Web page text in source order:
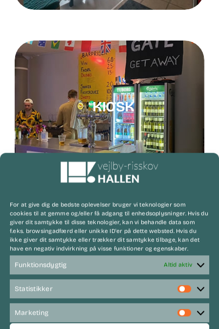
For at give dig de bedste oplevelser bruger vi teknologier som
cookies til at gemme og/eller få adgang til enhedsoplysninger. Hvis du
giver dit samtykke til disse teknologier, kan vi behandle data som
f.eks. browsingadfærd eller unikke ID'er på dette websted. Hvis du
ikke giver dit samtykke eller trækker dit samtykke tilbage, kan det
have en negativ indvirkning på visse funktioner og egenskaber.
Funktionsdygtig Altid aktiv
Statistikker
Marketing
KIOSK